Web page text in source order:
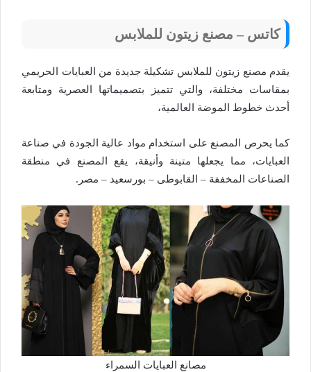
كاتس – مصنع زيتون للملابس
يقدم مصنع زيتون للملابس تشكيلة جديدة من العبايات الحريمي
بمقاسات مختلفة، والتي تتميز بتصميماتها العصرية ومتابعة
أحدث خطوط الموضة العالمية،
كما يحرص المصنع على استخدام مواد عالية الجودة في صناعة
العبايات، مما يجعلها متينة وأنيقة، يقع المصنع في منطقة
الصناعات المخففة – القابوطى – بورسعيد – مصر.
مصانع العبايات السمراء